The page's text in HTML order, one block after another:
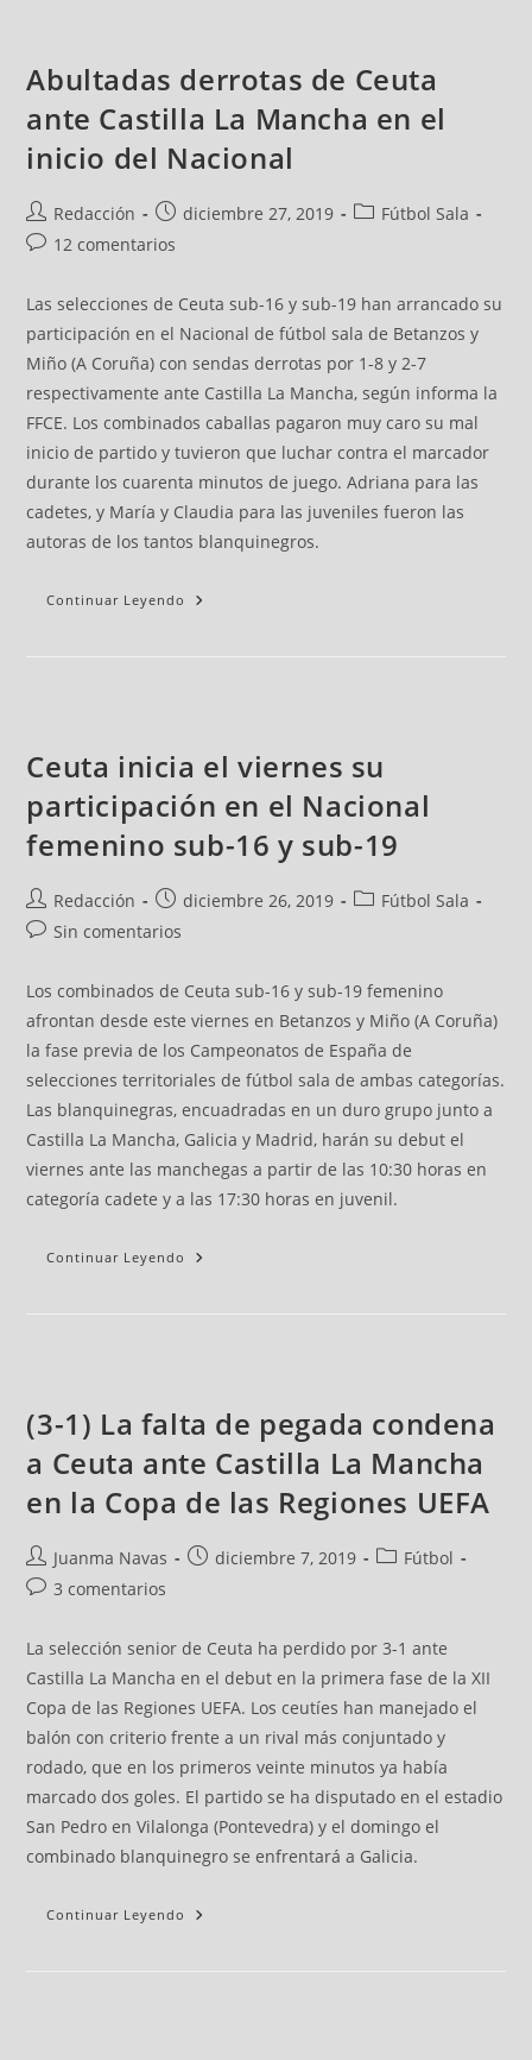
Abultadas derrotas de Ceuta
ante Castilla La Mancha en el
inicio del Nacional
Redacción diciembre 27, 2019
Fútbol Sala
12 comentarios
Las selecciones de Ceuta sub-16 y sub-19 han arrancado su
participación en el Nacional de fútbol sala de Betanzos y
Miño (A Coruña) con sendas derrotas por 1-8 y 2-7
respectivamente ante Castilla La Mancha, según informa la
FFCE. Los combinados caballas pagaron muy caro su mal
inicio de partido y tuvieron que luchar contra el marcador
durante los cuarenta minutos de juego. Adriana para las
cadetes, y María y Claudia para las juveniles fueron las
autoras de los tantos blanquinegros.
Continuar Leyendo
Ceuta inicia el viernes su
participación en el Nacional
femenino sub-16 y sub-19
Redacción diciembre 26, 2019
Fútbol Sala
Sin comentarios
Los combinados de Ceuta sub-16 y sub-19 femenino
afrontan desde este viernes en Betanzos y Miño (A Coruña)
la fase previa de los Campeonatos de España de
selecciones territoriales de fútbol sala de ambas categorías.
Las blanquinegras, encuadradas en un duro grupo junto a
Castilla La Mancha, Galicia y Madrid, harán su debut el
viernes ante las manchegas a partir de las 10:30 horas en
categoría cadete y a las 17:30 horas en juvenil.
Continuar Leyendo
(3-1) La falta de pegada condena
a Ceuta ante Castilla La Mancha
en la Copa de las Regiones UEFA
Juanma Navas diciembre 7, 2019
Fútbol
3 comentarios
La selección senior de Ceuta ha perdido por 3-1 ante
Castilla La Mancha en el debut en la primera fase de la XII
Copa de las Regiones UEFA. Los ceutíes han manejado el
balón con criterio frente a un rival más conjuntado y
rodado, que en los primeros veinte minutos ya había
marcado dos goles. El partido se ha disputado en el estadio
San Pedro en Vilalonga (Pontevedra) y el domingo el
combinado blanquinegro se enfrentará a Galicia.
Continuar Leyendo